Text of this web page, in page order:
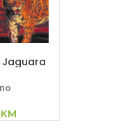
Jaguara
KMCurrent